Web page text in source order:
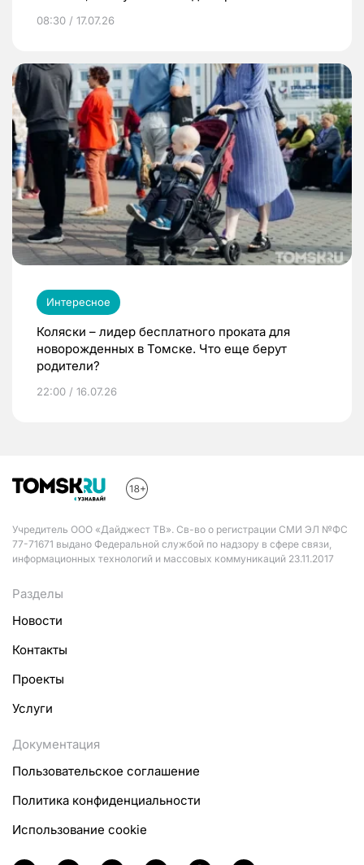
08:30 / 17.07.26
Интересное
Коляски – лидер бесплатного проката для
новорожденных в Томске. Что еще берут
родители?
22:00 / 16.07.26
Учредитель ООО «Дайджест ТВ». Св-во о регистрации СМИ ЭЛ №ФС
77-71671 выдано Федеральной службой по надзору в сфере связи,
информационных технологий и массовых коммуникаций 23.11.2017
Разделы
Новости
Контакты
Проекты
Услуги
Документация
Пользовательское соглашение
Политика конфиденциальности
Использование cookie